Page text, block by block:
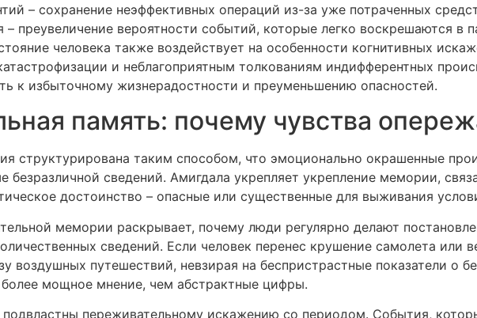
– сохранение неэффективных операций из-за уже потраченных
– преувеличение вероятности событий, которые легко воскрешаются в
человека также воздействует на особенности когнитивных
и неблагоприятным толкованиям индифферентных
к избыточному жизнерадостности и преуменьшению опасностей.
память: почему чувства
структурирована таким способом, что эмоционально окрашенные
безразличной сведений. Амигдала укрепляет укрепление мемории,
достоинство – опасные или существенные для выживания
мемории раскрывает, почему люди регулярно делают
сведений. Если человек перенес крушение самолета или
воздушных путешествий, невзирая на беспристрастные показатели о
мощное мнение, чем абстрактные цифры.
переживательному искажению со периодом. События,